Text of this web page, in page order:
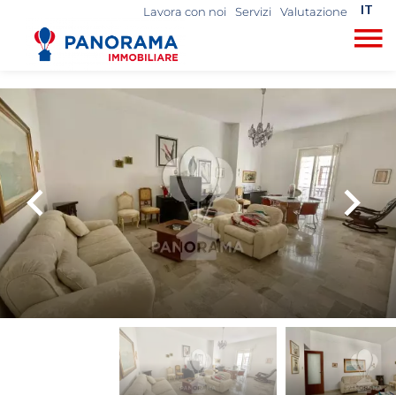
Lavora con noi Servizi Valutazione IT